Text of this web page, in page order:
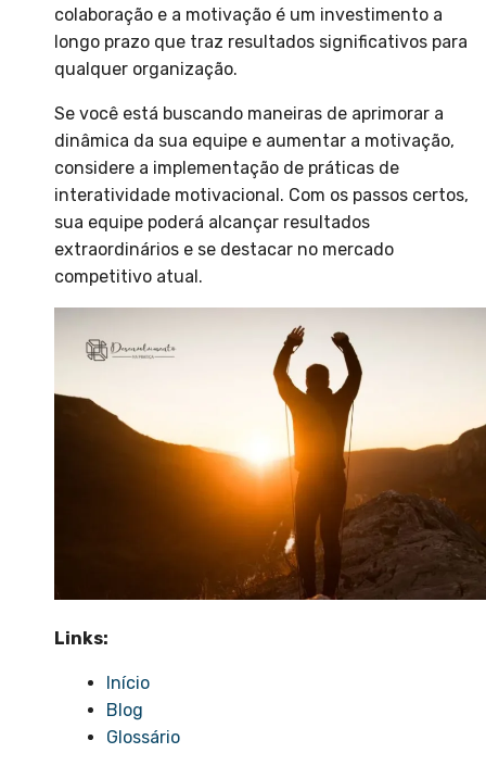
colaboração e a motivação é um investimento a
longo prazo que traz resultados significativos para
qualquer organização.
Se você está buscando maneiras de aprimorar a
dinâmica da sua equipe e aumentar a motivação,
considere a implementação de práticas de
interatividade motivacional. Com os passos certos,
sua equipe poderá alcançar resultados
extraordinários e se destacar no mercado
competitivo atual.
Links:
Início
Blog
Glossário